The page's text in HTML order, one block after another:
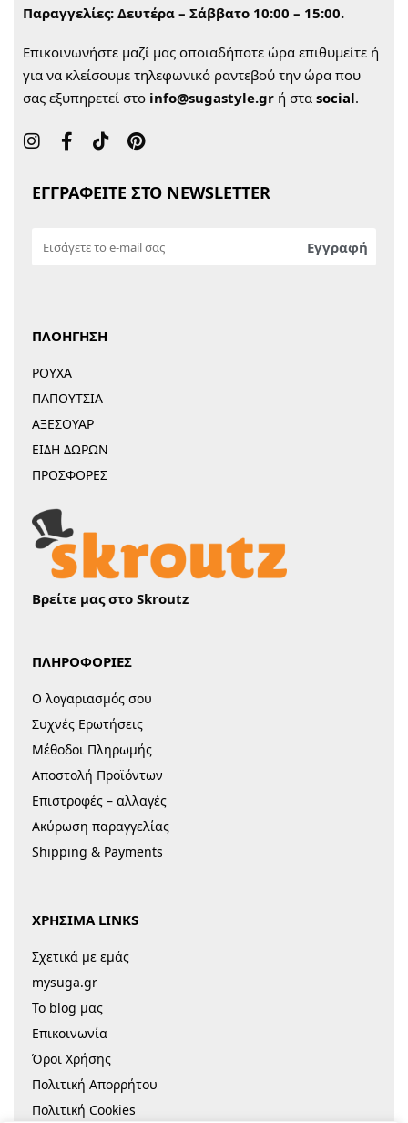
Παραγγελίες: Δευτέρα – Σάββατο 10:00 – 15:00.
Επικοινωνήστε μαζί μας οποιαδήποτε ώρα επιθυμείτε ή
για να κλείσουμε τηλεφωνικό ραντεβού την ώρα που
σας εξυπηρετεί στο info@sugastyle.gr ή στα social.
ΕΓΓΡΑΦΕΙΤΕ ΣΤΟ NEWSLETTER
ΠΛΟΗΓΗΣΗ
ΡΟΥΧΑ
ΠΑΠΟΥΤΣΙΑ
ΑΞΕΣΟΥΑΡ
ΕΙΔΗ ΔΩΡΩΝ
ΠΡΟΣΦΟΡΕΣ
Βρείτε μας στο Skroutz
ΠΛΗΡΟΦΟΡΙΕΣ
Ο λογαριασμός σου
Συχνές Ερωτήσεις
Μέθοδοι Πληρωμής
Αποστολή Προϊόντων
Επιστροφές – αλλαγές
Ακύρωση παραγγελίας
Shipping & Payments
ΧΡΗΣΙΜΑ LINKS
Σχετικά με εμάς
mysuga.gr
Το blog μας
Επικοινωνία
Όροι Χρήσης
Πολιτική Απορρήτου
Πολιτική Cookies